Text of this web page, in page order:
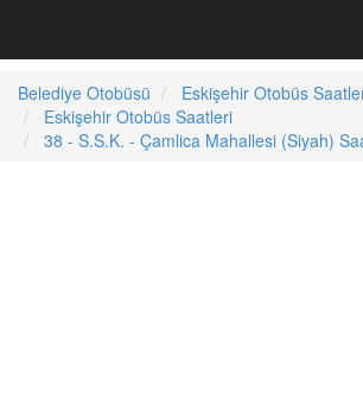
Belediye Otobüsü
Eskişehir Otobüs
Eskişehir Otobüs Saatleri
38 - S.S.K. - Çamlica Mahallesi (Siyah)